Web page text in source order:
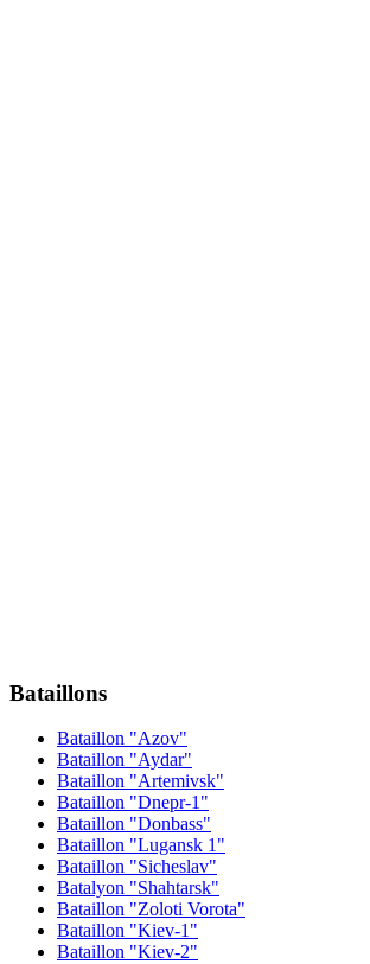
Bataillons
Bataillon "Azov"
Bataillon "Aydar"
Bataillon "Artemіvsk"
Bataillon "Dnepr-1"
Bataillon "Donbass"
Bataillon "Lugansk 1"
Bataillon "Sicheslav"
Batalyon "Shahtarsk"
Bataillon "Zoloti Vorota"
Bataillon "Kiev-1"
Bataillon "Kiev-2"